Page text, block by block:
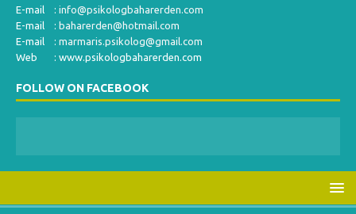
E-mail : info@psikologbaharerden.com
E-mail : baharerden@hotmail.com
E-mail : marmaris.psikolog@gmail.com
Web : www.psikologbaharerden.com
FOLLOW ON FACEBOOK